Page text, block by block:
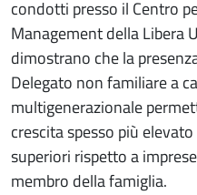
condotti presso il Centro
Management della Libera
dimostrano che la
Delegato non familiare a
multigenerazionale
crescita spesso più
superiori rispetto a
membro della famiglia.